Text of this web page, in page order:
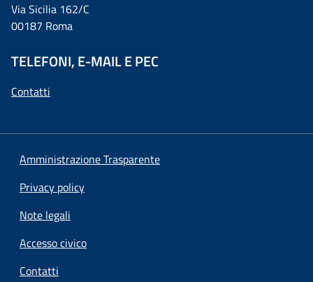
Via Sicilia 162/C
00187 Roma
TELEFONI, E-MAIL E PEC
Contatti
Amministrazione Trasparente
Privacy policy
Note legali
Accesso civico
Contatti